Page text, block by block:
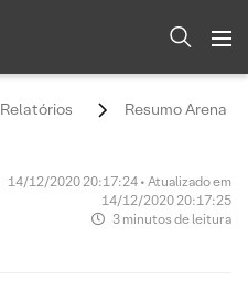
Relatórios Resumo Arena
14/12/2020 20:17:24 • Atualizado em
14/12/2020 20:17:25
3 minutos de leitura